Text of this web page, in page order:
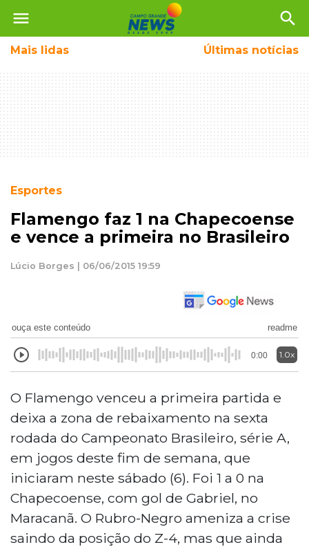
menu search
Mais lidas Últimas notícias
Esportes
Flamengo faz 1 na Chapecoense
e vence a primeira no Brasileiro
Lúcio Borges | 06/06/2015 19:59
ouça este conteúdo readme
0:00 1.0x
O Flamengo venceu a primeira partida e
deixa a zona de rebaixamento na sexta
rodada do Campeonato Brasileiro, série A,
em jogos deste fim de semana, que
iniciaram neste sábado (6). Foi 1 a 0 na
Chapecoense, com gol de Gabriel, no
Maracanã. O Rubro-Negro ameniza a crise
saindo da posição do Z-4, mas que ainda